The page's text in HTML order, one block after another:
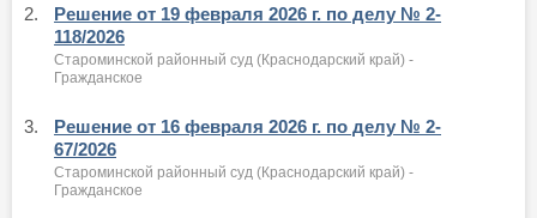
2.
Решение от 19 февраля 2026 г. по делу № 2-
118/2026
Староминской районный суд (Краснодарский край) -
Гражданское
3.
Решение от 16 февраля 2026 г. по делу № 2-
67/2026
Староминской районный суд (Краснодарский край) -
Гражданское